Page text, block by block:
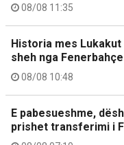
08/08 11:35
Historia mes
sheh nga Fenerbahçe
08/08 10:48
E pabesueshme,
prishet transferimi i